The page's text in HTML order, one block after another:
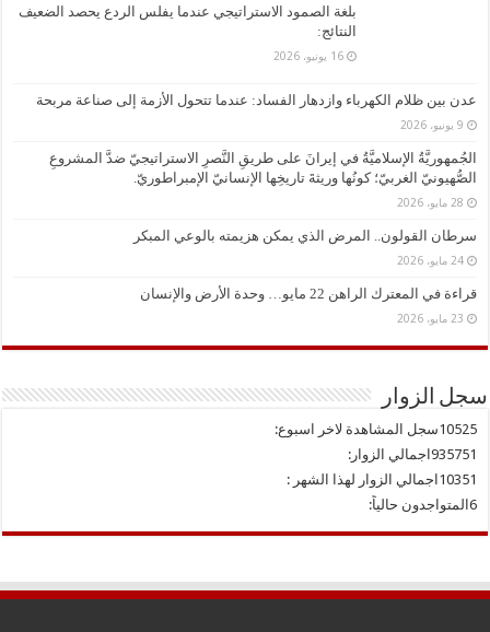
بلغة الصمود الاستراتيجي عندما يفلس الردع يحصد الضعيف
النتائج:
16 يونيو، 2026
عدن بين ظلام الكهرباء وازدهار الفساد: عندما تتحول الأزمة إلى صناعة مربحة
9 يونيو، 2026
الجُمهوريَّةُ الإسلاميَّةُ في إيرانَ على طريقِ النَّصرِ الاستراتيجيّ ضدَّ المشروعِ
الصُّهيونيّ الغربيّ؛ كونُها وريثةَ تاريخِها الإنسانيّ الإمبراطوريّ.
28 مايو، 2026
سرطان القولون.. المرض الذي يمكن هزيمته بالوعي المبكر
24 مايو، 2026
قراءة في المعترك الراهن 22 مايو… وحدة الأرض والإنسان
23 مايو، 2026
سجل الزوار
10525سجل المشاهدة لاخر اسبوع:
935751 اجمالي الزوار:
10351 اجمالي الزوار لهذا الشهر :
6 المتواجدون حالياً: